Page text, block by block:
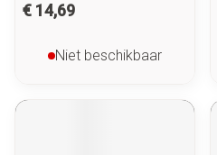
€ 14,69
Niet beschikbaar